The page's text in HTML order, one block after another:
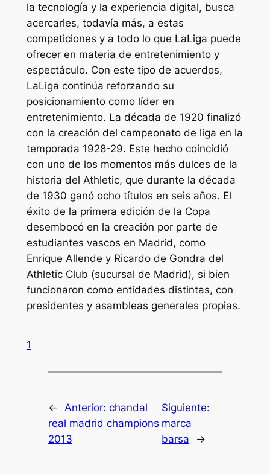
la tecnología y la experiencia digital, busca
acercarles, todavía más, a estas
competiciones y a todo lo que LaLiga puede
ofrecer en materia de entretenimiento y
espectáculo. Con este tipo de acuerdos,
LaLiga continúa reforzando su
posicionamiento como líder en
entretenimiento. La década de 1920 finalizó
con la creación del campeonato de liga en la
temporada 1928-29. Este hecho coincidió
con uno de los momentos más dulces de la
historia del Athletic, que durante la década
de 1930 ganó ocho títulos en seis años. El
éxito de la primera edición de la Copa
desembocó en la creación por parte de
estudiantes vascos en Madrid, como
Enrique Allende y Ricardo de Gondra del
Athletic Club (sucursal de Madrid), si bien
funcionaron como entidades distintas, con
presidentes y asambleas generales propias.
1
← Anterior: chandal
real madrid champions
2013
Siguiente:
marca
barsa
→